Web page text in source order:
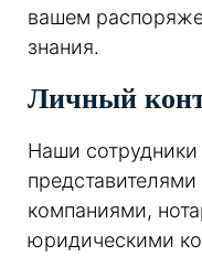
вашем
знания.
Личный
Наши
компаниями,
юридическими